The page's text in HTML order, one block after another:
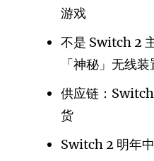
游戏
不是 Switch 2
「神秘」无线
供应链：
货
Switch 2 明年